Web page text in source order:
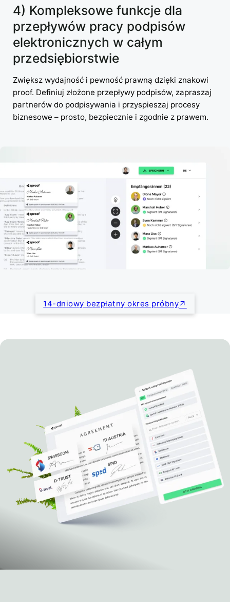
4) Kompleksowe funkcje dla
przepływów pracy podpisów
elektronicznych w całym
przedsiębiorstwie
Zwiększ wydajność i pewność prawną dzięki znakowi
proof. Definiuj złożone przepływy podpisów, zapraszaj
partnerów do podpisywania i przyspieszaj procesy
biznesowe – prosto, bezpiecznie i zgodnie z prawem.
14-dniowy bezpłatny okres próbny